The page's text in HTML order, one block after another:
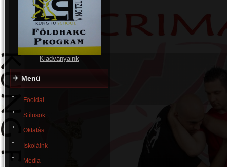
Kiadványaink
Menü
Főoldal
Stílusok
Oktatás
Iskoláink
Média